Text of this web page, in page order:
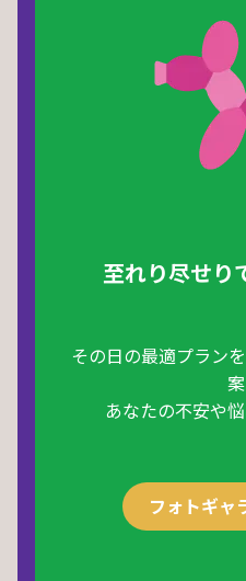
至れり尽せり
その日の最適プラン
案
あなたの不安や
フォトギャ